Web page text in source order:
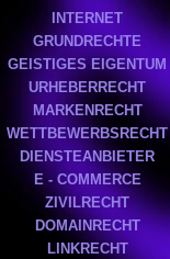
INTERNET
GRUNDRECHTE
GEISTIGES EIGENTUM
URHEBERRECHT
MARKENRECHT
WETTBEWERBSRECHT
DIENSTEANBIETER
E - COMMERCE
ZIVILRECHT
DOMAINRECHT
LINKRECHT